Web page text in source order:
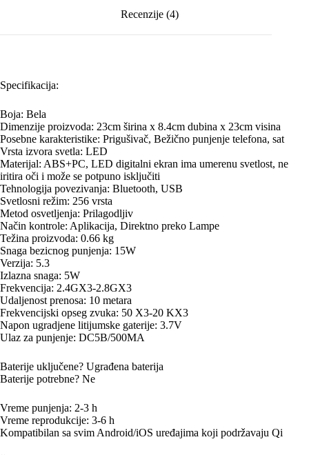
Recenzije (4)
Specifikacija:
Boja: Bela
Dimenzije proizvoda: 23cm širina x 8.4cm dubina x 23cm visina
Posebne karakteristike: Prigušivač, Bežično punjenje telefona, sat
Vrsta izvora svetla: LED
Materijal: ABS+PC, LED digitalni ekran ima umerenu svetlost, ne
iritira oči i može se potpuno isključiti
Tehnologija povezivanja: Bluetooth, USB
Svetlosni režim: 256 vrsta
Metod osvetljenja: Prilagodljiv
Način kontrole: Aplikacija, Direktno preko Lampe
Težina proizvoda: 0.66 kg
Snaga bezicnog punjenja: 15W
Verzija: 5.3
Izlazna snaga: 5W
Frekvencija: 2.4GX3-2.8GX3
Udaljenost prenosa: 10 metara
Frekvencijski opseg zvuka: 50 X3-20 KX3
Napon ugradjene litijumske gaterije: 3.7V
Ulaz za punjenje: DC5B/500MA
Baterije uključene? Ugrađena baterija
Baterije potrebne? Ne
Vreme punjenja: 2-3 һ
Vreme reprodukcije: 3-6 h
Kompatibilan sa svim Android/iOS uređajima koji podržavaju Qi